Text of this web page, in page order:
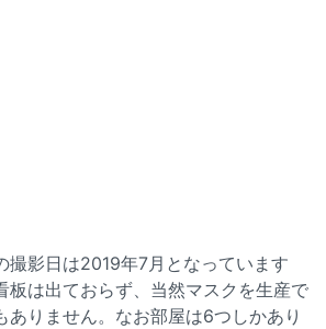
撮影日は2019年7月となっています
板は出ておらず、当然マスクを生産で
ありません。なお部屋は6つしかあり